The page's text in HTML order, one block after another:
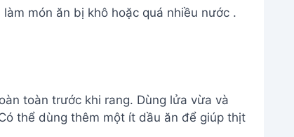
Giới Thiệu
Menu